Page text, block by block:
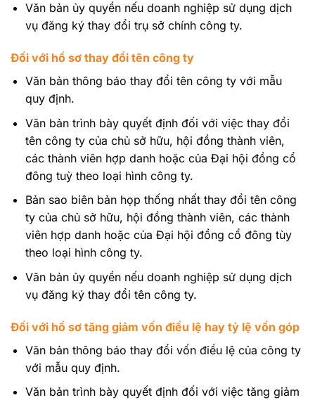
Văn bản ủy quyền nếu doanh nghiệp sử dụng dịch
vụ đăng ký thay đổi trụ sở chính công ty.
Đối với hồ sơ thay đổi tên công ty
Văn bản thông báo thay đổi tên công ty với mẫu
quy định.
Văn bản trình bày quyết định đối với việc thay đổi
tên công ty của chủ sở hữu, hội đồng thành viên,
các thành viên hợp danh hoặc của Đại hội đồng cổ
đông tuỳ theo loại hình công ty.
Bản sao biên bản họp thống nhất thay đổi tên công
ty của chủ sở hữu, hội đồng thành viên, các thành
viên hợp danh hoặc của Đại hội đồng cổ đông tùy
theo loại hình công ty.
Văn bản ủy quyền nếu doanh nghiệp sử dụng dịch
vụ đăng ký thay đổi tên công ty.
Đối với hồ sơ tăng giảm vốn điều lệ hay tỷ lệ vốn góp
Văn bản thông báo thay đổi vốn điều lệ của công ty
với mẫu quy định.
Văn bản trình bày quyết định đối với việc tăng giảm